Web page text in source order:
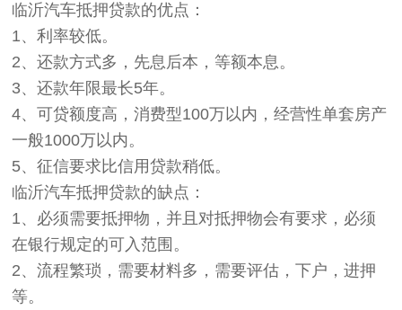
临沂汽车抵押贷款的优点：
1、利率较低。
2、还款方式多，先息后本，等额本息。
3、还款年限最长5年。
4、可贷额度高，消费型100万以内，经营性单套房产
一般1000万以内。
5、征信要求比信用贷款稍低。
临沂汽车抵押贷款的缺点：
1、必须需要抵押物，并且对抵押物会有要求，必须
在银行规定的可入范围。
2、流程繁琐，需要材料多，需要评估，下户，进押
等。